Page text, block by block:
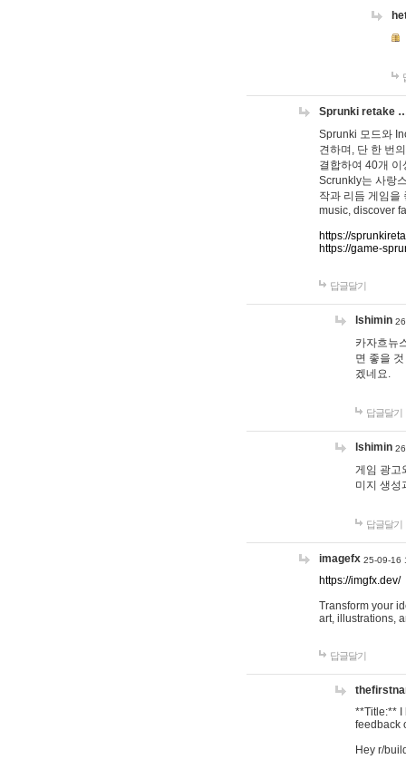
Sprunki retake
Sprunki 모드와
견하며, 단 한 번
결합하여 40개
Scrunkly는 사랑
작과 리듬 게임을
music, discover
https://
https://game-
답글달기
lshimin
카자흐뉴
면 좋을
겠네요.
답글달기
lshimin
게임 광고
미지 생성
답글달기
imagefx 25-09-16
https://imgfx.dev/
Transform your
art, illustrations,
답글달기
**Title:** I
feedback
Hey r/